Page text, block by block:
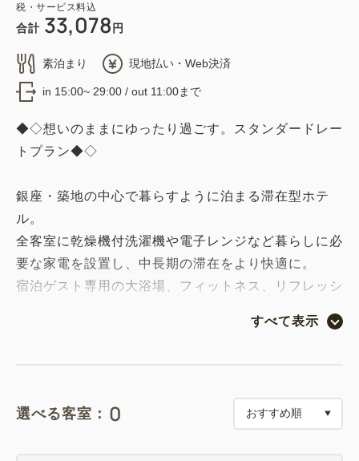
税・サービス料込
合計 33,078円
素泊まり 現地払い・Web決済
in 15:00~ 29:00 / out 11:00まで
◆◇想いのままにゆったり過ごす。スタンダードレー
トプラン◆◇
銀座・築地の中心で暮らすように泊まる滞在型ホテ
ル。
全客室に乾燥機付洗濯機や電子レンジなど暮らしに必
要な家電を設置し、中長期の滞在をより快適に。
宿泊ゲスト専用の大浴場、フィットネス、リフレッシ
を用意し、ストレスフリーでありながら、日常を鮮や
・築地場外市場まで徒歩2分、銀座4丁目交差点まで
すべて表示
選べる客室： 0